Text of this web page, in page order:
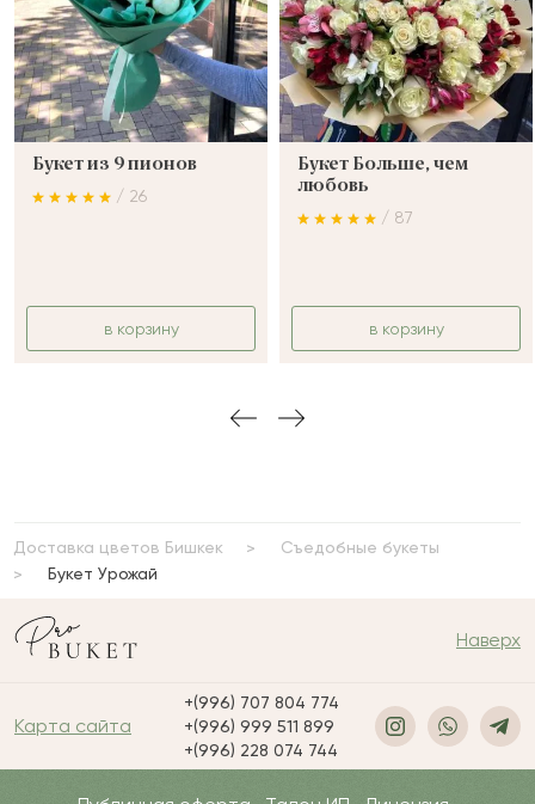
Букет из 9 пионов
/ 26
в корзину
Букет Больше, чем
любовь
/ 87
в корзину
Доставка цветов Бишкек
Съедобные букеты
Букет Урожай
Наверх
Карта сайта
+(996) 707 804 774
+(996) 999 511 899
+(996) 228 074 744